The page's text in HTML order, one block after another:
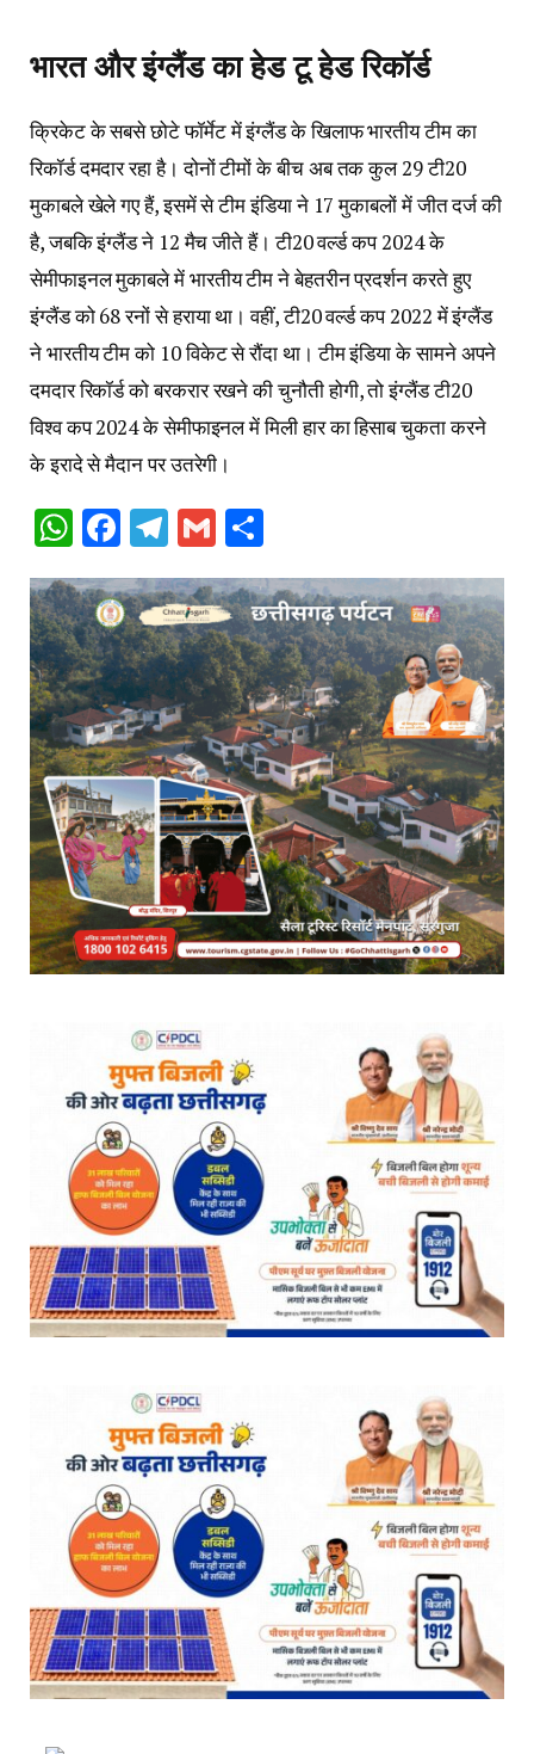
भारत और इंग्लैंड का हेड टू हेड रिकॉर्ड
क्रिकेट के सबसे छोटे फॉर्मेट में इंग्लैंड के खिलाफ भारतीय टीम का
रिकॉर्ड दमदार रहा है। दोनों टीमों के बीच अब तक कुल 29 टी20
मुकाबले खेले गए हैं, इसमें से टीम इंडिया ने 17 मुकाबलों में जीत दर्ज की
है, जबकि इंग्लैंड ने 12 मैच जीते हैं। टी20 वर्ल्ड कप 2024 के
सेमीफाइनल मुकाबले में भारतीय टीम ने बेहतरीन प्रदर्शन करते हुए
इंग्लैंड को 68 रनों से हराया था। वहीं, टी20 वर्ल्ड कप 2022 में इंग्लैंड
ने भारतीय टीम को 10 विकेट से रौंदा था। टीम इंडिया के सामने अपने
दमदार रिकॉर्ड को बरकरार रखने की चुनौती होगी, तो इंग्लैंड टी20
विश्व कप 2024 के सेमीफाइनल में मिली हार का हिसाब चुकता करने
के इरादे से मैदान पर उतरेगी।
WhatsApp
Facebook
Telegram
Gmail